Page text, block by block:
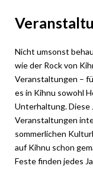
Nicht umsonst
wie der Rock von
Veranstaltungen –
es in Kihnu sowohl
Unterhaltung. Diese
Veranstaltungen
sommerlichen
auf Kihnu schon
Feste finden jedes